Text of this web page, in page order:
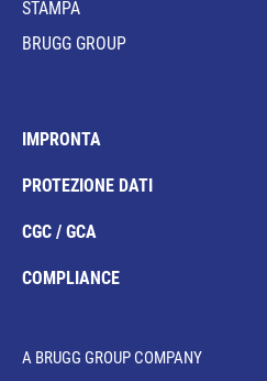
STAMPA
BRUGG GROUP
IMPRONTA
PROTEZIONE DATI
CGC / GCA
COMPLIANCE
A BRUGG GROUP COMPANY